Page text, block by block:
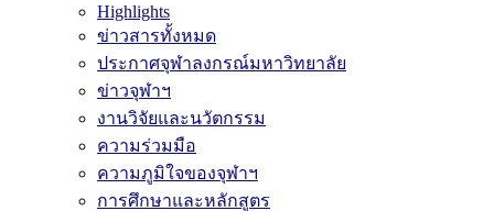
Highlights
ข่าวสารทั้งหมด
ประกาศจุฬาลงกรณ์มหาวิทยาลัย
ข่าวจุฬาฯ
งานวิจัยและนวัตกรรม
ความร่วมมือ
ความภูมิใจของจุฬาฯ
การศึกษาและหลักสูตร